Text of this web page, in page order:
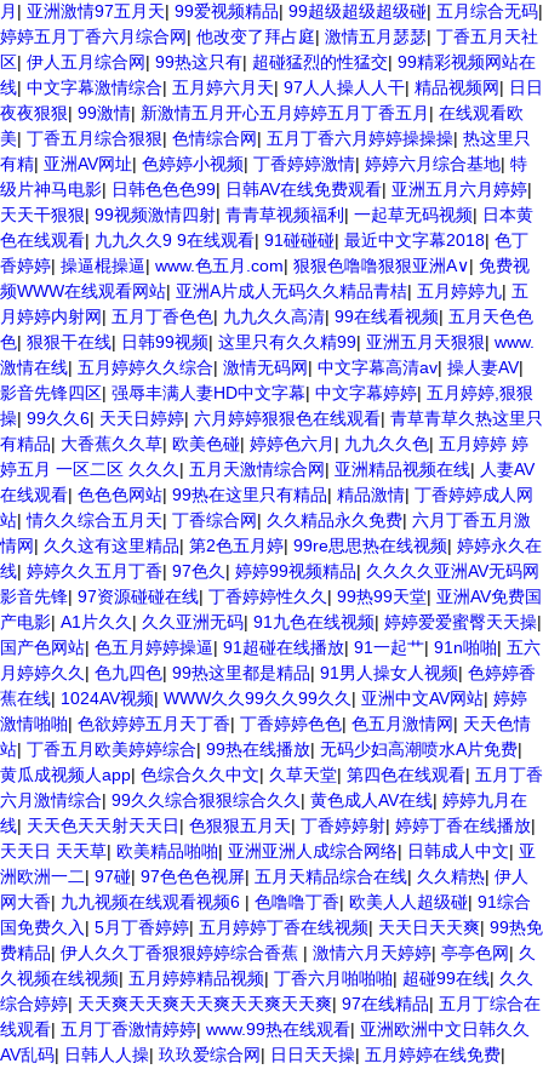
月 | 亚洲激情97五月天| 99爱视频精品| 99超级超级超级碰| 五月综合无码|
婷婷五月丁香六月综合网| 他改变了拜占庭| 激情五月瑟瑟| 丁香五月天社
区| 伊人五月综合网| 99热这只有| 超碰猛烈的性猛交| 99精彩视频网站在
线| 中文字幕激情综合| 五月婷六月天| 97人人操人人干| 精品视频网| 日日
夜夜狠狠| 99激情| 新激情五月开心五月婷婷五月丁香五月 | 在线观看欧
美| 丁香五月综合狠狠| 色情综合网| 五月丁香六月婷婷操操操| 热这里只
有精| 亚洲AV网址| 色婷婷小视频| 丁香婷婷激情| 婷婷六月综合基地| 特
级片神马电影| 日韩色色色99| 日韩AV在线免费观看| 亚洲五月六月婷婷|
天天干狠狠| 99视频激情四射| 青青草视频福利 | 一起草无码视频| 日本黄
色在线观看| 九九久久9 9在线观看| 91碰碰碰| 最近中文字幕2018| 色丁
香婷婷| 操逼棍操逼| www.色五月.com| 狠狠色噜噜狠狠亚洲A∨| 免费视
频WWW在线观看网站| 亚洲A片成人无码久久精品青桔| 五月婷婷九| 五
月婷婷内射网| 五月丁香色色| 九九久久高清| 99在线看视频| 五月天色色
色| 狠狠干在线| 日韩99视频| 这里只有久久精99| 亚洲五月天狠狠| www.
激情在线| 五月婷婷久久综合| 激情无码网| 中文字幕高清av| 操人妻AV|
影音先锋四区| 强辱丰满人妻HD中文字幕| 中文字幕婷婷| 五月婷婷,狠狠
操| 99久久6| 天天日婷婷| 六月婷婷狠狠色在线观看| 青草青草久热这里只
有精品| 大香蕉久久草| 欧美色碰| 婷婷色六月 | 九九久久色| 五月婷婷 婷
婷五月 一区二区 久久久 | 五月天激情综合网| 亚洲精品视频在线| 人妻AV
在线观看| 色色色网站| 99热在这里只有精品| 精品激情| 丁香婷婷成人网
站|情久久综合五月天| 丁香综合网| 久久精品永久免费| 六月丁香五月激
情网| 久久这有这里精品| 第2色五月婷| 99re思思热在线视频| 婷婷永久在
线| 婷婷久久五月丁香| 97色久 | 婷婷99视频精品| 久久久久亚洲AV无码网
影音先锋| 97资源碰碰在线| 丁香婷婷性久久 | 99热99天堂| 亚洲AV免费国
产电影| A1片久久 | 久久亚洲无码| 91九色在线视频| 婷婷爱爱蜜臀天天操|
国产色网站| 色五月婷婷操逼| 91超碰在线播放| 91一起艹| 91n啪啪| 五六
月婷婷久久 | 色九四色| 99热这里都是精品| 91男人操女人视频| 色婷婷香
蕉在线| 1024AV视频| WWW久久99久久99久久 | 亚洲中文AV网站| 婷婷
激情啪啪| 色欲婷婷五月天丁香| 丁香婷婷色色| 色五月激情网| 天天色情
站| 丁香五月欧美婷婷综合| 99热在线播放| 无码少妇高潮喷水A片免费|
黄瓜成视频人app| 色综合久久中文| 久草天堂| 第四色在线观看| 五月丁香
六月激情综合| 99久久综合狠狠综合久久 | 黄色成人AV在线| 婷婷九月在
线| 天天色天天射天天日| 色狠狠五月天| 丁香婷婷射| 婷婷丁香在线播放|
天天日 天天草| 欧美精品啪啪| 亚洲亚洲人成综合网络| 日韩成人中文| 亚
洲欧洲一二| 97碰| 97色色色视屏| 五月天精品综合在线| 久久精热| 伊人
网大香| 九九视频在线观看视频6 | 色噜噜丁香| 欧美人人超级碰| 91综合
国免费久入 | 5月丁香婷婷| 五月婷婷丁香在线视频| 天天日天天爽| 99热免
费精品| 伊人久久丁香狠狠婷婷综合香蕉 | 激情六月天婷婷| 亭亭色网| 久
久视频在线视频| 五月婷婷精品视频| 丁香六月啪啪啪| 超碰99在线| 久久
综合婷婷| 天天爽天天爽天天爽天天爽天天爽| 97在线精品| 五月丁综合在
线观看| 五月丁香激情婷婷| www.99热在线观看| 亚洲欧洲中文日韩久久
AV乱码| 日韩人人操| 玖玖爱综合网| 日日天天操| 五月婷婷在线免费|